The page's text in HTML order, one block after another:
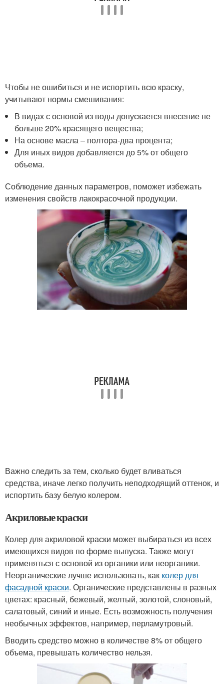
Чтобы не ошибиться и не испортить всю краску,
учитывают нормы смешивания:
В видах с основой из воды допускается внесение не
больше 20% красящего вещества;
На основе масла – полтора-два процента;
Для иных видов добавляется до 5% от общего
объема.
Соблюдение данных параметров, поможет избежать
изменения свойств лакокрасочной продукции.
Важно следить за тем, сколько будет вливаться
средства, иначе легко получить неподходящий оттенок, и
испортить базу белую колером.
Акриловые краски
Колер для акриловой краски может выбираться из всех
имеющихся видов по форме выпуска. Также могут
применяться с основой из органики или неорганики.
Неорганические лучше использовать, как колер для
фасадной краски. Органические представлены в разных
цветах: красный, бежевый, желтый, золотой, слоновый,
салатовый, синий и иные. Есть возможность получения
необычных эффектов, например, перламутровый.
Вводить средство можно в количестве 8% от общего
объема, превышать количество нельзя.